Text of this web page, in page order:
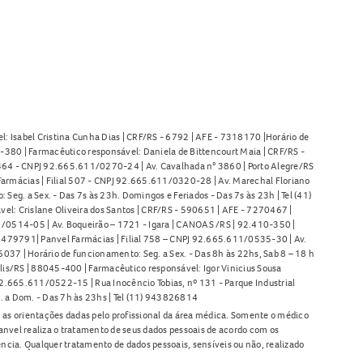
Cristina Cunha Dias | CRF/RS - 6792 | AFE - 7318170 |Horário de
| Farmacêutico responsável: Daniela de Bittencourt Maia | CRF/RS -
- CNPJ 92.665.611/0270-24 | Av. Cavalhada n° 3860 | Porto Alegre/RS
| Filial 507 - CNPJ 92.665.611/0320-28 | Av. Marechal Floriano
a Sex. - Das 7s às 23h. Domingos e Feriados - Das 7s às 23h | Tel (41)
Crislane Oliveira dos Santos | CRF/RS - 590651 | AFE - 7270467 |
0514-05 | Av. Boqueirão – 1721 - Igara | CANOAS /RS | 92.410-350 |
Panvel Farmácias | Filial 758 – CNPJ 92.665.611/0535-30 | Av.
| Horário de funcionamento: Seg. a Sex. - Das 8h às 22hs, Sab 8 – 18 h
RS | 88045-400 | Farmacêutico responsável: Igor Vinicius Sousa
0522-15 | Rua Inocêncio Tobias, nº 131 - Parque Industrial
a Dom. - Das 7h às 23hs | Tel (11) 943826814
orientações dadas pelo profissional da área médica. Somente o médico
realiza o tratamento de seus dados pessoais de acordo com os
Qualquer tratamento de dados pessoais, sensíveis ou não, realizado